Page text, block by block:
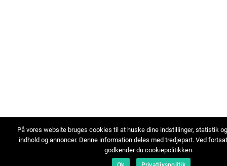
På vores website bruges cookies til at huske dine indstillinger, statistik
indhold og annoncer. Denne information deles med tredjepart. Ved
godkender du cookiepolitikken.